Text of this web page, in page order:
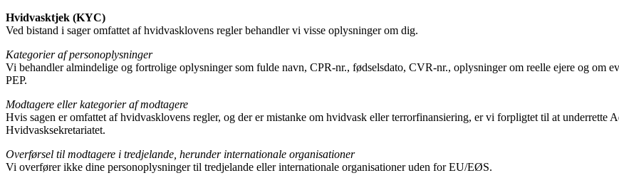
Hvidvasktjek (KYC)
Ved bistand i sager omfattet af hvidvasklovens regler behandler vi visse oplysninger om dig.
Kategorier af personoplysninger
Vi behandler almindelige og fortrolige oplysninger som fulde navn, CPR-nr., fødselsdato, CVR-nr., oplysninger om reelle ejere og om
PEP.
Modtagere eller kategorier af modtagere
Hvis sagen er omfattet af hvidvasklovens regler, og der er mistanke om hvidvask eller terrorfinansiering, er vi forpligtet til at underrette
Hvidvasksekretariatet.
Overførsel til modtagere i tredjelande, herunder internationale organisationer
Vi overfører ikke dine personoplysninger til tredjelande eller internationale organisationer uden for EU/EØS.